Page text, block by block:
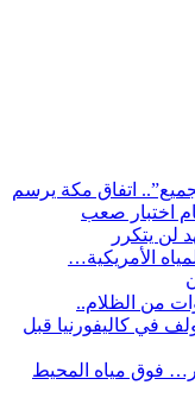
اتفاق مكة يرسم
اختبار صعب
لن يتكرر
الأمريكية…
من الظلام..
في كاليفورنيا قبل
فوق مياه المحيط